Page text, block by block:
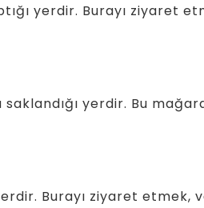
yerdir. Burayı ziyaret
yerdir. Bu
Burayı ziyaret etmek,